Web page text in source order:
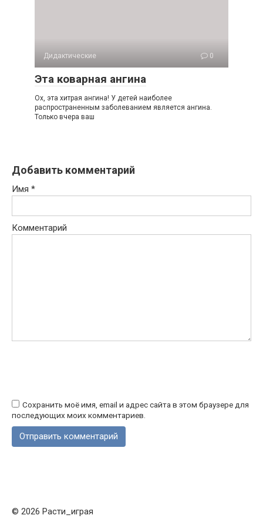
Дидактические 0
Эта коварная ангина
Ох, эта хитрая ангина! У детей наиболее
распространенным заболеванием является ангина.
Только вчера ваш
Добавить комментарий
Имя *
Комментарий
Сохранить моё имя, email и адрес сайта в этом браузере для
последующих моих комментариев.
© 2026 Расти_играя